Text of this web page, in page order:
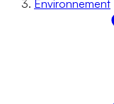
Environnement